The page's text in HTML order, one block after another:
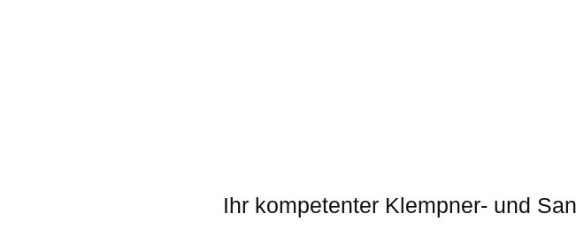
Ihr kompetenter Klempner- und